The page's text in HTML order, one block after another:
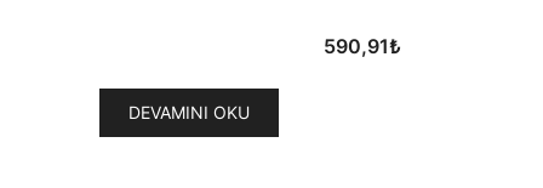
590,91₺
DEVAMINI OKU